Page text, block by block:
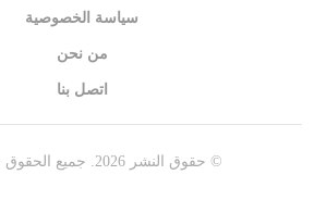
سياسة الخصوصية
من نحن
اتصل بنا
© حقوق النشر 2026. جميع الحقوق محفوظة.